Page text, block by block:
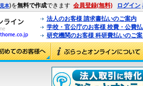
見本)を無料で作成できます 会員登録(無料) ログイン
法人のお客様 請求書払いのご案内
学校・官公庁のお客様 校費・公費
研究機関のお客様 科研費払いのご